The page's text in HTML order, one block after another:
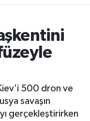
500 dron ve
savaşın
gerçekleştirirken